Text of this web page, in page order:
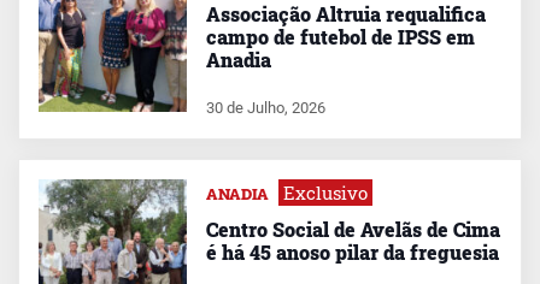
Associação Altruia requalifica
campo de futebol de IPSS em
Anadia
30 de Julho, 2026
ANADIA Exclusivo
Centro Social de Avelãs de Cima
é há 45 anoso pilar da freguesia